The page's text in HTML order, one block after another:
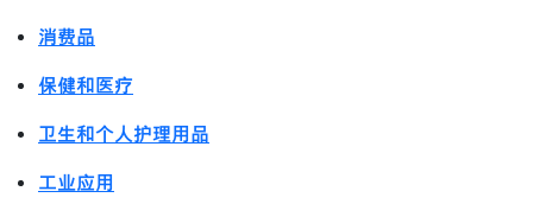
消费品
保健和医疗
卫生和个人护理用品
工业应用